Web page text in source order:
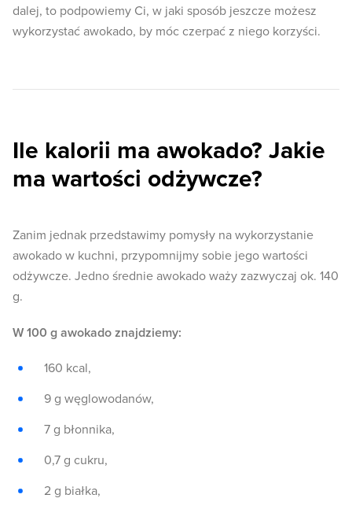
dalej, to podpowiemy Ci, w jaki sposób jeszcze możesz
wykorzystać awokado, by móc czerpać z niego korzyści.
Ile kalorii ma awokado? Jakie
ma wartości odżywcze?
Zanim jednak przedstawimy pomysły na wykorzystanie
awokado w kuchni, przypomnijmy sobie jego wartości
odżywcze. Jedno średnie awokado waży zazwyczaj ok. 140
g.
W 100 g awokado znajdziemy:
160 kcal,
9 g węglowodanów,
7 g błonnika,
0,7 g cukru,
2 g białka,